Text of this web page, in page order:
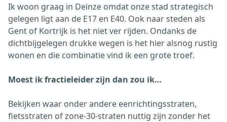
Ik woon graag in Deinze omdat onze stad strategisch
gelegen ligt aan de E17 en E40. Ook naar steden als
Gent of Kortrijk is het niet ver rijden. Ondanks de
dichtbijgelegen drukke wegen is het hier alsnog rustig
wonen en die combinatie vind ik een grote troef.
Moest ik fractieleider zijn dan zou ik…
Bekijken waar onder andere eenrichtingsstraten,
fietsstraten of zone-30-straten nuttig zijn zonder het